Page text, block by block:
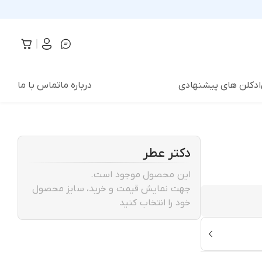
ادکلن های پیشنهادی درباره ماتماس با ما
دکتر عطر
این محصول موجود است.
جهت نمایش قیمت و خرید، سایز محصول
خود را انتخاب کنید